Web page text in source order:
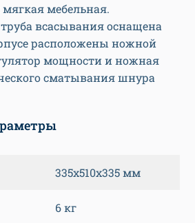
мебельная.
всасывания оснащена
расположены ножной
мощности и ножная
сматывания шнура
335x510x335 мм
6 кг